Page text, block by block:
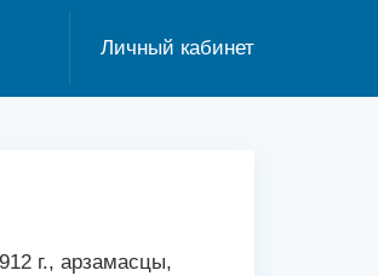
Личный кабинет
г., арзамасцы,